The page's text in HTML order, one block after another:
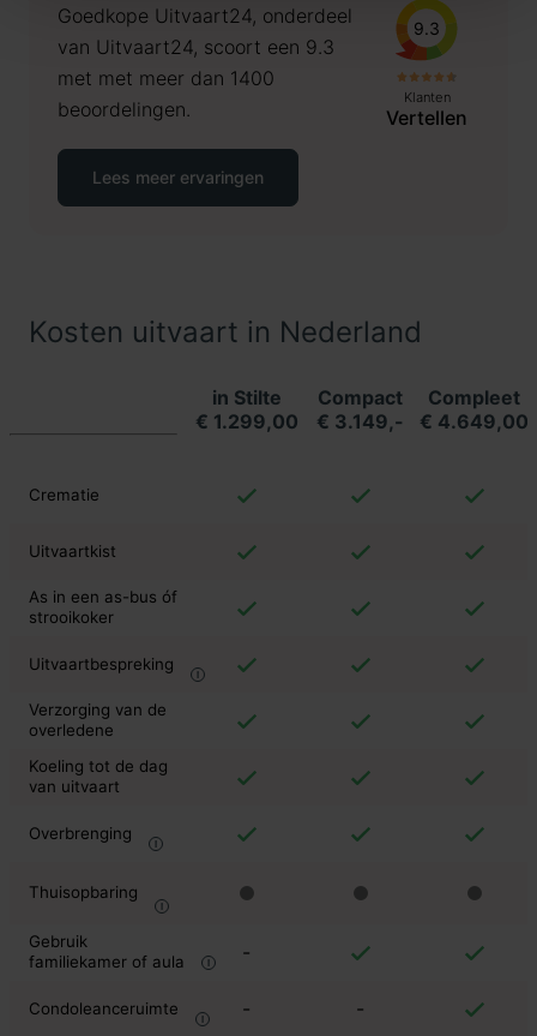
Goedkope Uitvaart24, onderdeel
van Uitvaart24, scoort een 9.3
met met meer dan 1400
beoordelingen.
9.3
Klanten
Vertellen
Lees meer ervaringen
Kosten uitvaart in Nederland
in Stilte
€ 1.299,00
Compact
€ 3.149,-
Compleet
€ 4.649,00
Crematie
Uitvaartkist
As in een as-bus óf
strooikoker
Uitvaartbespreking
Verzorging van de
overledene
Koeling tot de dag
van uitvaart
Overbrenging
Thuisopbaring
Gebruik
familiekamer of aula
-
Condoleanceruimte - -